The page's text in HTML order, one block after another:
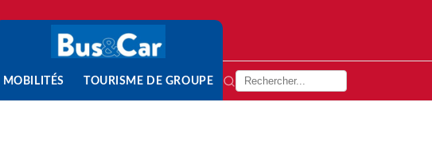
MOBILITÉS TOURISME DE GROUPE